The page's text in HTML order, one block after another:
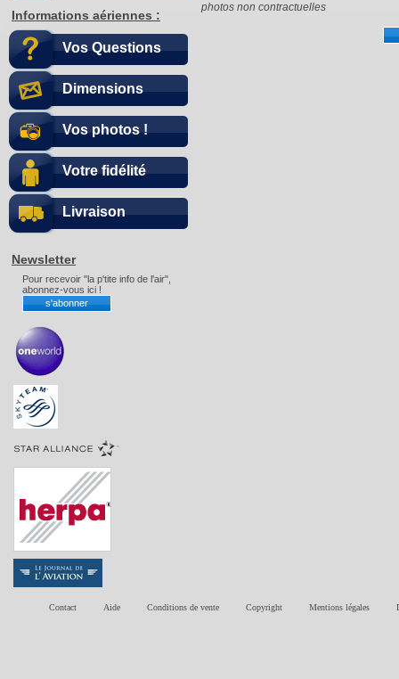
Informations aériennes :
Vos Questions
Dimensions
Vos photos !
Votre fidélité
Livraison
Newsletter
Pour recevoir "la p'tite info de l'air",
abonnez-vous ici !
photos non contractuelles
Contact Aide Conditions de vente Copyright Mentions légales